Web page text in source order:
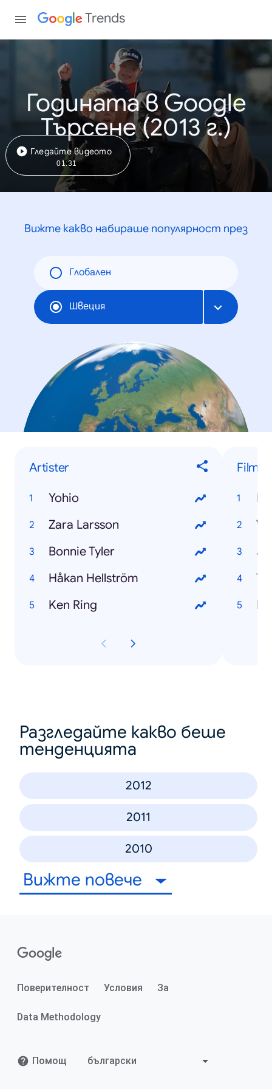
Trends
Годината в Google
Търсене (2013 г.)
Гледайте видеото
01:31
Вижте какво набираше популярност през
Глобален
Швеция
Artister
Yohio
Zara Larsson
Bonnie Tyler
Håkan Hellström
Ken Ring
Film
Разгледайте какво беше
тенденцията
2012
2011
2010
Вижте повече
Поверителност Условия За
Data Methodology
Помощ